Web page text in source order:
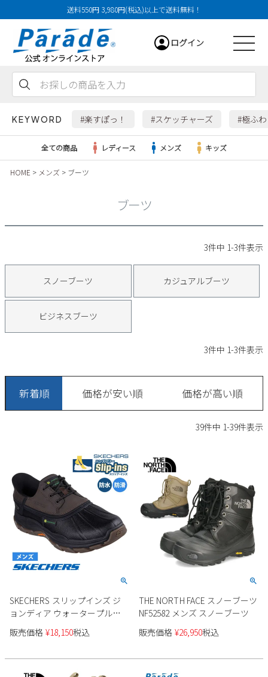
送料550円 3,980円(税込)以上で送料無料！
ログイン
KEYWORD #楽すぽっ！ #スケッチャーズ #極ふ
レインシューズ
パンプス
ローファー
ブーツ
ウェア
Parade
moz
new balance
すべての商品
サンダル
スニーカー
カジュアルシューズ
ワークシューズ
ブーツ
ウェア
Parade
SKECHERS
EDWIN
キッズ
すべての商品
スニーカー
フォーマル
ブーツ
Parade
SKECHERS
new balance
asics
NEW
レディース新入荷
キッズ新入荷
すべての商品
メンズSALE
キッズSALE
バッグ
すべての商品
リュック
ボディバッグ
ハンドバッグ
ビジネスバッグ
トートバッグ
ショルダーバッグ
財布
すべての商品
ケア用品
詳細検索
店舗一覧
会員サービス
お問い合わせ
メルマガ購買
全ての商品 レディース メンズ キッズ
HOME メンズ ブーツ
ブーツ
3件中 1-3件表示
スノーブーツ カジュアルブーツ
ビジネスブーツ
3件中 1-3件表示
新着順 価格が安い順 価格が高い順
39件中 1-39件表示
SKECHERS スリップインズ ジ
ョンディア ウォータープルー
フ リスペクテッド 256002 メン
ズ
販売価格 ¥18,150税込
THE NORTH FACE スノーブーツ
NF52582 メンズ スノーブーツ
販売価格 ¥26,950税込